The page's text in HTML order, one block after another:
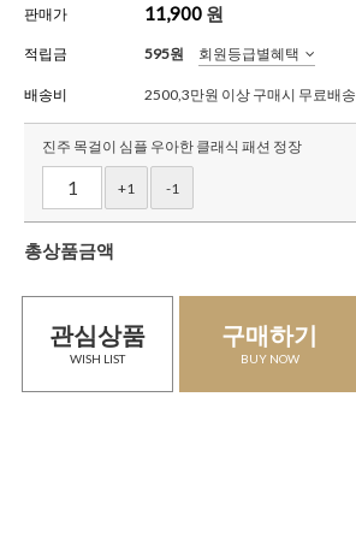
판매가 11,900 원
적립금 595원 회원등급별혜택
배송비 2500,3만원 이상 구매시 무료배송
진주 목걸이 심플 우아한 클래식 패션 정장
+1 -1
총상품금액
관심상품
WISH LIST
구매하기
BUY NOW